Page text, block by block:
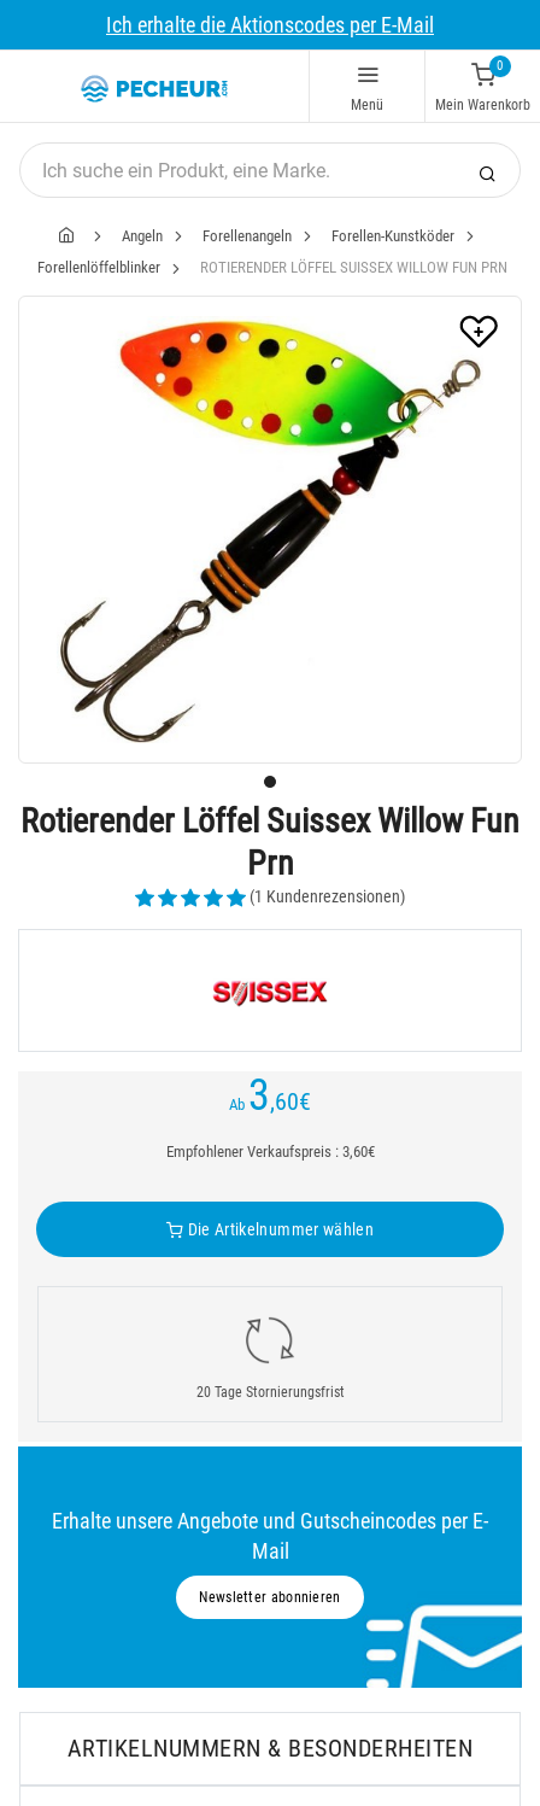
Ich erhalte die Aktionscodes per E-Mail
Menü
0
Mein Warenkorb
Angeln Forellenangeln
Forellen-Kunstköder
Forellenlöffelblinker
ROTIERENDER LÖFFEL SUISSEX WILLOW FUN PRN
Rotierender Löffel Suissex Willow Fun
Prn
(1 Kundenrezensionen)
Ab 3,60€
Empfohlener Verkaufspreis : 3,60€
Die Artikelnummer wählen
20 Tage Stornierungsfrist
Erhalte unsere Angebote und Gutscheincodes per E-
Mail
Newsletter abonnieren
ARTIKELNUMMERN & BESONDERHEITEN